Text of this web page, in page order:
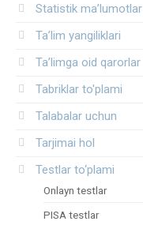
Statistik ma’lumotlar
Ta’lim yangiliklari
Ta’limga oid qarorlar
Tabriklar to'plami
Talabalar uchun
Tarjimai hol
Testlar to‘plami
Onlayn testlar
PISA testlar